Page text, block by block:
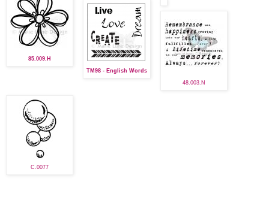
85.009.H
TM98 - English Words
48.003.N
C.0077